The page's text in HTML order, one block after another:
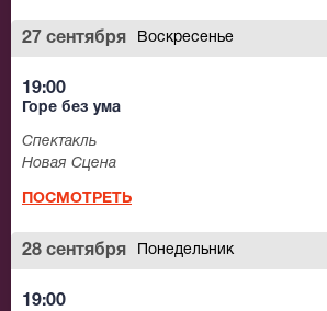
27 сентября Воскресенье
19:00
Горе без ума
Спектакль
Новая Сцена
ПОСМОТРЕТЬ
28 сентября Понедельник
19:00